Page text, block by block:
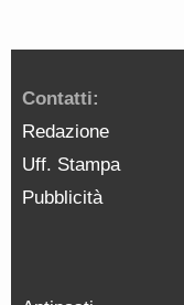
Contatti:
Redazione
Uff. Stampa
Pubblicità